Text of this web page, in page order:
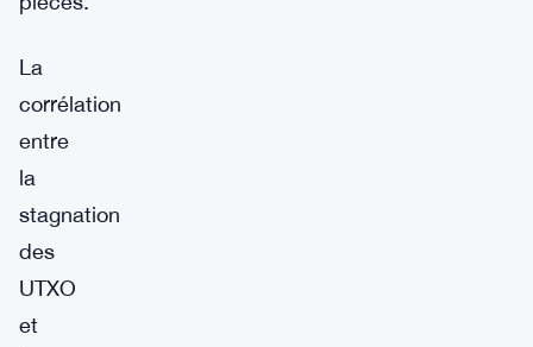
La
corrélation
entre
la
stagnation
des
UTXO
et